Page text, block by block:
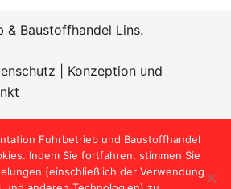
Baustoffhandel Lins.
Konzeption und
Fuhrbetrieb und Baustoffhandel
Indem Sie fortfahren, stimmen Sie
(einschließlich der Verwendung